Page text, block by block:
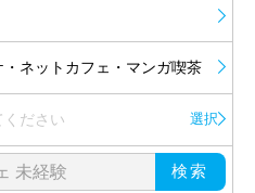
・ネットカフェ・マンガ喫茶
ください 選択
検索